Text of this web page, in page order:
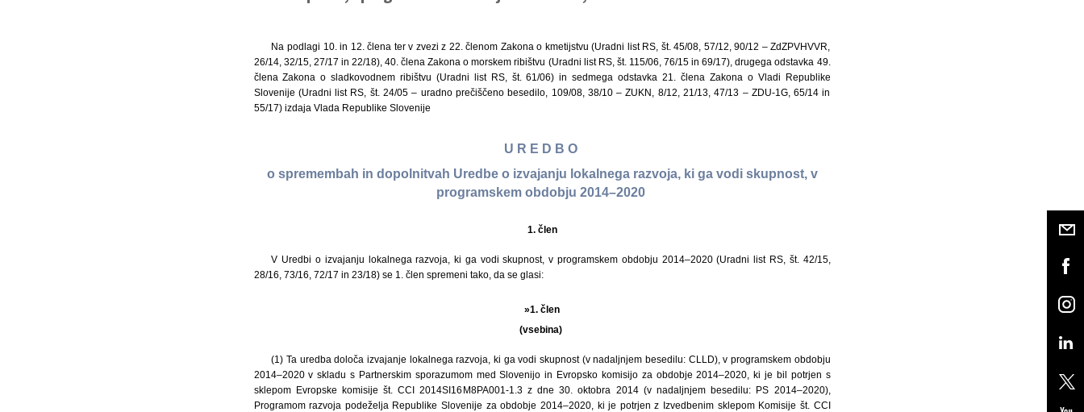
Na podlagi 10. in 12. člena ter v zvezi z 22. členom Zakona o kmetijstvu (Uradni list RS, št. 45/08, 57/12, 90/12 – ZdZPVHVVR,
26/14, 32/15, 27/17 in 22/18), 40. člena Zakona o morskem ribištvu (Uradni list RS, št. 115/06, 76/15 in 69/17), drugega odstavka 49.
člena Zakona o sladkovodnem ribištvu (Uradni list RS, št. 61/06) in sedmega odstavka 21. člena Zakona o Vladi Republike
Slovenije (Uradni list RS, št. 24/05 – uradno prečiščeno besedilo, 109/08, 38/10 – ZUKN, 8/12, 21/13, 47/13 – ZDU-1G, 65/14 in
55/17) izdaja Vlada Republike Slovenije
U R E D B O
o spremembah in dopolnitvah Uredbe o izvajanju lokalnega razvoja, ki ga vodi skupnost, v
programskem obdobju 2014–2020
1. člen
V Uredbi o izvajanju lokalnega razvoja, ki ga vodi skupnost, v programskem obdobju 2014–2020 (Uradni list RS, št. 42/15,
28/16, 73/16, 72/17 in 23/18) se 1. člen spremeni tako, da se glasi:
»1. člen
(vsebina)
(1) Ta uredba določa izvajanje lokalnega razvoja, ki ga vodi skupnost (v nadaljnjem besedilu: CLLD), v programskem obdobju
2014–2020 v skladu s Partnerskim sporazumom med Slovenijo in Evropsko komisijo za obdobje 2014–2020, ki je bil potrjen s
sklepom Evropske komisije št. CCI 2014SI16M8PA001-1.3 z dne 30. oktobra 2014 (v nadaljnjem besedilu: PS 2014–2020),
Programom razvoja podeželja Republike Slovenije za obdobje 2014–2020, ki je potrjen z Izvedbenim sklepom Komisije št. CCI